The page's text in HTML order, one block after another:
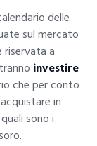
delle
sul mercato
riservata a
investire
che per conto
in
sono i